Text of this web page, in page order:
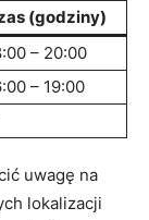
(godziny)
– 20:00
– 19:00
uwagę na
lokalizacji